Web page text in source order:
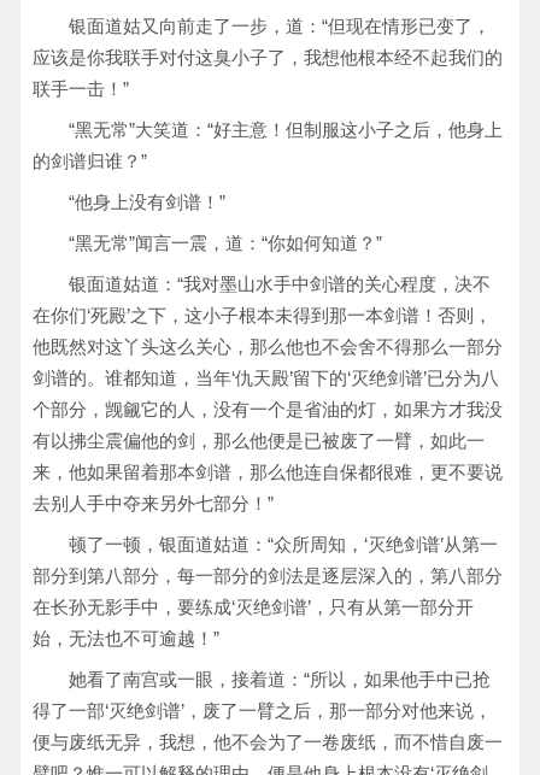
银面道姑又向前走了一步，道：“但现在情形已变了，
应该是你我联手对付这臭小子了，我想他根本经不起我们的
联手一击！”
“黑无常”大笑道：“好主意！但制服这小子之后，他身上
的剑谱归谁？”
“他身上没有剑谱！”
“黑无常”闻言一震，道：“你如何知道？”
银面道姑道：“我对墨山水手中剑谱的关心程度，决不
在你们‘死殿’之下，这小子根本未得到那一本剑谱！否则，
他既然对这丫头这么关心，那么他也不会舍不得那么一部分
剑谱的。谁都知道，当年‘仇天殿’留下的‘灭绝剑谱’已分为八
个部分，觊觎它的人，没有一个是省油的灯，如果方才我没
有以拂尘震偏他的剑，那么他便是已被废了一臂，如此一
来，他如果留着那本剑谱，那么他连自保都很难，更不要说
去别人手中夺来另外七部分！”
顿了一顿，银面道姑道：“众所周知，‘灭绝剑谱’从第一
部分到第八部分，每一部分的剑法是逐层深入的，第八部分
在长孙无影手中，要练成‘灭绝剑谱’，只有从第一部分开
始，无法也不可逾越！”
她看了南宫或一眼，接着道：“所以，如果他手中已抢
得了一部‘灭绝剑谱’，废了一臂之后，那一部分对他来说，
便与废纸无异，我想，他不会为了一卷废纸，而不惜自废一